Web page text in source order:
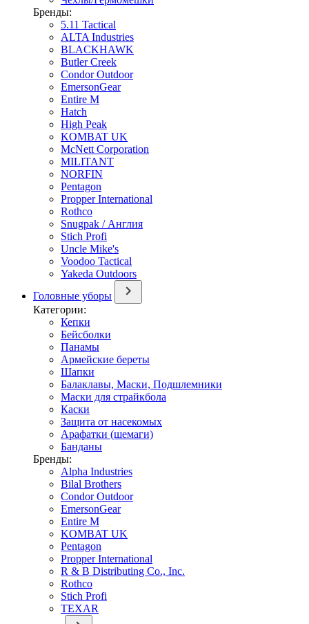
Бренды:
5.11 Tactical
ALTA Industries
BLACKHAWK
Butler Creek
Condor Outdoor
EmersonGear
Entire M
Hatch
High Peak
KOMBAT UK
McNett Corporation
MILITANT
NORFIN
Pentagon
Propper International
Rothco
Snugpak / Англия
Stich Profi
Uncle Mike's
Voodoo Tactical
Yakeda Outdoors
Головные уборы
Категории:
Кепки
Бейсболки
Панамы
Армейские береты
Шапки
Балаклавы, Маски, Подшлемники
Маски для страйкбола
Каски
Защита от насекомых
Арафатки (шемаги)
Банданы
Бренды:
Alpha Industries
Bilal Brothers
Condor Outdoor
EmersonGear
Entire M
KOMBAT UK
Pentagon
Propper International
R & B Distributing Co., Inc.
Rothco
Stich Profi
TEXAR